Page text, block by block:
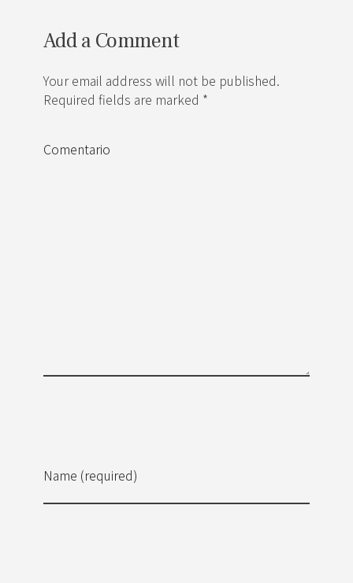
Add a Comment
Your email address will not be published.
Required fields are marked *
Name (required)
Comentario